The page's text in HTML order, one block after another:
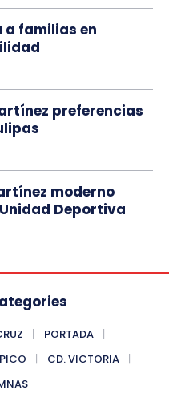
a familias en
preferencias
moderno
Deportiva
PORTADA
CD. VICTORIA